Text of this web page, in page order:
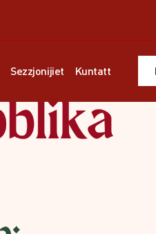
Sezzjonijiet Kuntatt